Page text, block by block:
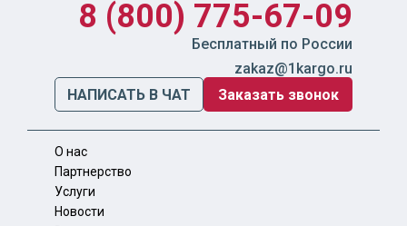
8 (800) 775-67-09
Бесплатный по России
zakaz@1kargo.ru
НАПИСАТЬ В ЧАТ
Заказать звонок
О нас
Партнерство
Услуги
Новости